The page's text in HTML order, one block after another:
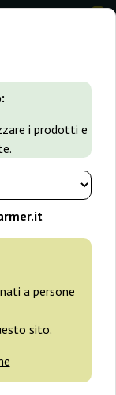
i prodotti e
a persone
sito.
0
Early Pearl